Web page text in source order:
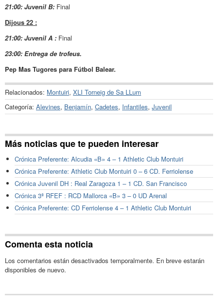
21:00: Juvenil B: Final
Dijous 22 :
21:00: Juvenil A : Final
23:00: Entrega de trofeus.
Pep Mas Tugores para Fútbol Balear.
Relacionados: Montuiri, XLI Torneig de Sa LLum
Categoría: Alevines, Benjamín, Cadetes, Infantiles, Juvenil
Más noticias que te pueden interesar
Crónica Preferente: Alcudia «B» 4 – 1 Athletic Club Montuiri
Crónica Preferente: Athletic Club Montuiri 0 – 6 CD. Ferriolense
Crónica Juvenil DH : Real Zaragoza 1 – 1 CD. San Francisco
Crónica 3ª RFEF : RCD Mallorca «B» 3 – 0 UD Arenal
Crónica Preferente: CD Ferriolense 4 – 1 Athletic Club Montuiri
Comenta esta noticia
Los comentarios están desactivados temporalmente. En breve estarán
disponibles de nuevo.